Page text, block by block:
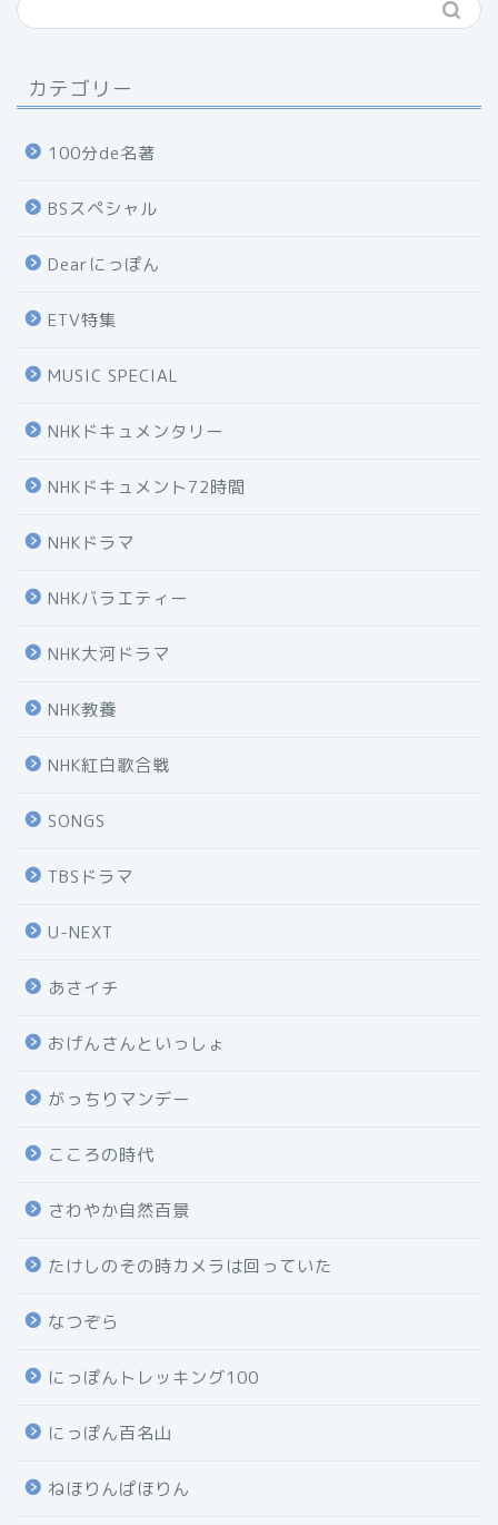
カテゴリー
100分de名著
BSスペシャル
Dearにっぽん
ETV特集
MUSIC SPECIAL
NHKドキュメンタリー
NHKドキュメント72時間
NHKドラマ
NHKバラエティー
NHK大河ドラマ
NHK教養
NHK紅白歌合戦
SONGS
TBSドラマ
U-NEXT
あさイチ
おげんさんといっしょ
がっちりマンデー
こころの時代
さわやか自然百景
たけしのその時カメラは回っていた
なつぞら
にっぽんトレッキング100
にっぽん百名山
ねほりんぱほりん